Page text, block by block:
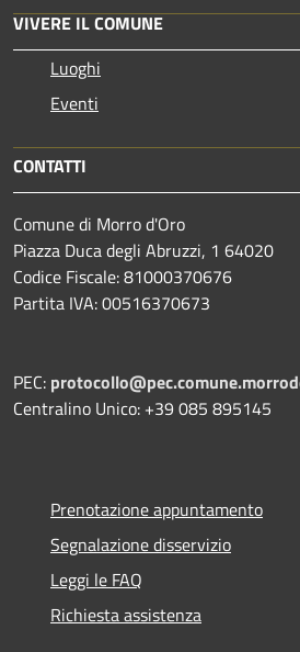
VIVERE IL COMUNE
Luoghi
Eventi
CONTATTI
Comune di Morro d'Oro
Piazza Duca degli Abruzzi, 1 64020
Codice Fiscale: 81000370676
Partita IVA: 00516370673
PEC:
Centralino Unico: +39 085 895145
Prenotazione appuntamento
Segnalazione disservizio
Leggi le FAQ
Richiesta assistenza